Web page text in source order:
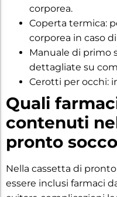
corporea.
Coperta termica:
corporea in caso
Manuale di primo
dettagliate su
Cerotti per occhi:
Quali
contenuti
pronto
Nella cassetta di
essere inclusi farmaci